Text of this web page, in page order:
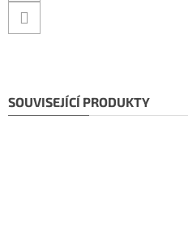
SOUVISEJÍCÍ PRODUKTY